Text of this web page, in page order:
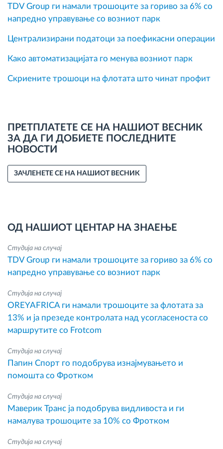
TDV Group ги намали трошоците за гориво за 6% со
напредно управување со возниот парк
Централизирани податоци за поефикасни операции
Како автоматизацијата го менува возниот парк
Скриените трошоци на флотата што чинат профит
ПРЕТПЛАТЕТЕ СЕ НА НАШИОТ ВЕСНИК
ЗА ДА ГИ ДОБИЕТЕ ПОСЛЕДНИТЕ
НОВОСТИ
ЗАЧЛЕНЕТЕ СЕ НА НАШИОТ ВЕСНИК
ОД НАШИОТ ЦЕНТАР НА ЗНАЕЊЕ
Студија на случај
TDV Group ги намали трошоците за гориво за 6% со
напредно управување со возниот парк
Студија на случај
OREYAFRICA ги намали трошоците за флотата за
13% и ја презеде контролата над усогласеноста со
маршрутите со Frotcom
Студија на случај
Папин Спорт го подобрува изнајмувањето и
помошта со Фротком
Студија на случај
Маверик Транс ја подобрува видливоста и ги
намалува трошоците за 10% со Фротком
Студија на случај